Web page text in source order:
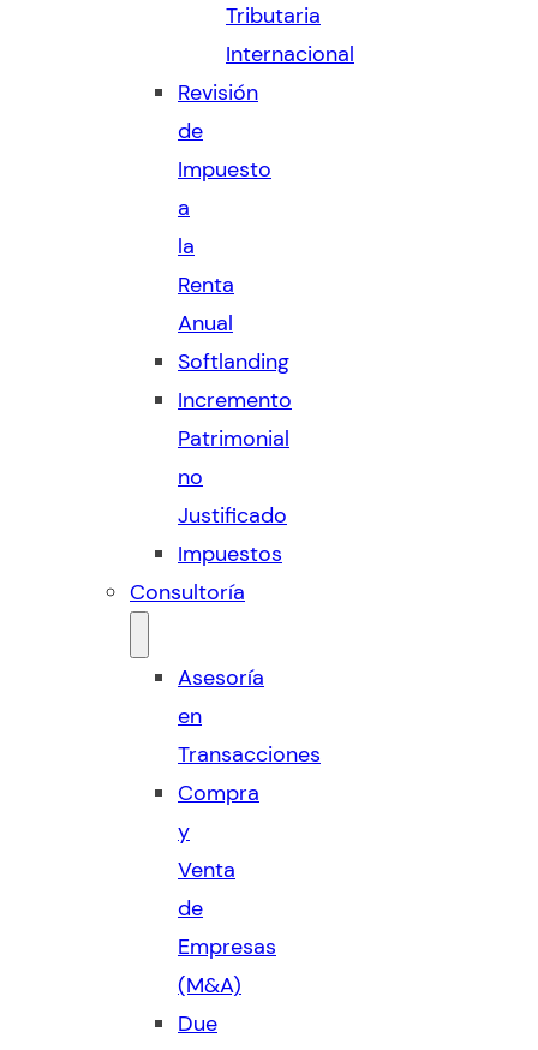
Tributaria
Internacional
Revisión
de
Impuesto
a
la
Renta
Anual
Softlanding
Incremento
Patrimonial
no
Justificado
Impuestos
Consultoría
Asesoría
en
Transacciones
Compra
y
Venta
de
Empresas
(M&A)
Due